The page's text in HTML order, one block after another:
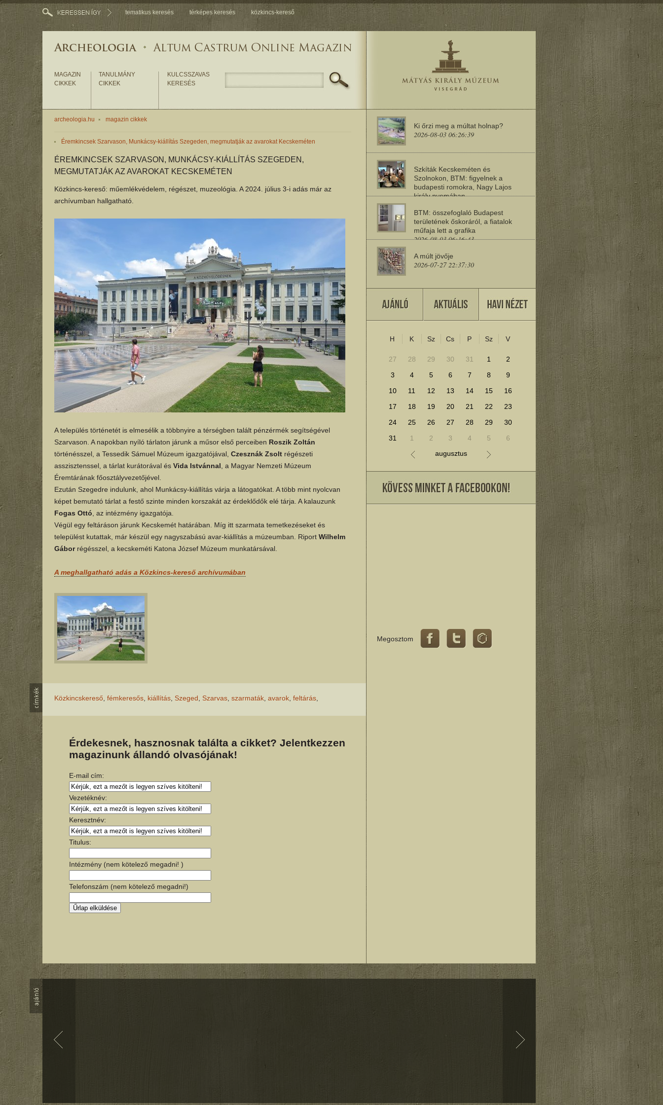
tematikus keresés térképes keresés közkincs-kereső
MAGAZIN
CIKKEK
TANULMÁNY
CIKKEK
KULCSSZAVAS
KERESÉS
archeologia.hu magazin cikkek
Éremkincsek Szarvason, Munkácsy-kiállítás Szegeden, megmutatják az avarokat Kecskeméten
ÉREMKINCSEK SZARVASON, MUNKÁCSY-KIÁLLÍTÁS SZEGEDEN,
MEGMUTATJÁK AZ AVAROKAT KECSKEMÉTEN
Közkincs-kereső: műemlékvédelem, régészet, muzeológia. A 2024. július 3-i adás már az
archívumban hallgatható.
A település történetét is elmesélik a többnyire a térségben talált pénzérmék segítségével
Szarvason. A napokban nyíló tárlaton járunk a műsor első perceiben Roszik Zoltán
történésszel, a Tessedik Sámuel Múzeum igazgatójával, Czesznák Zsoltrégészeti
asszisztenssel, a tárlat kurátorával és Vida Istvánnal , a Magyar Nemzeti Múzeum
Éremtárának főosztályvezetőjével.
Ezután Szegedre indulunk, ahol Munkácsy-kiállítás várja a látogatókat. A több mint nyolcvan
képet bemutató tárlat a festő szinte minden korszakát az érdeklődők elé tárja. A kalauzunk
Fogas Ottó , az intézmény igazgatója.
Végül egy feltáráson járunk Kecskemét határában. Míg itt szarmata temetkezéseket és
települést kutattak, már készül egy nagyszabású avar-kiállítás a múzeumban. Riport Wilhelm
Gáborrégésszel, a kecskeméti Katona József Múzeum munkatársával.
A meghallgatható adás a Közkincs-kereső archívumában
Közkincskereső, fémkeresős, kiállítás, Szeged Szarvas, szarmaták, avarok, feltárás,
Érdekesnek, hasznosnak találta a cikket? Jelentkezzen
magazinunk állandó olvasójának!
E-mail cím:
Vezetéknév:
Keresztnév:
Titulus:
Intézmény (nem kötelező megadni! )
Telefonszám (nem kötelező megadni!)
Ki őrzi meg a múltat holnap?
2026-08-03 06:26:39
Szkíták Kecskeméten és
Szolnokon, BTM: figyelnek a
budapesti romokra, Nagy Lajos
király nyomában
BTM: összefoglaló Budapest
területének őskoráról, a fiatalok
műfaja lett a grafika
2026-08-03 06:16:43
A múlt jövője
2026-07-27 22:37:30
Miért szeresd a műemlékeket?
2026-07-25 11:30:41
További cikkek megjelenítéséhez kattints ide!
H K Sz Cs P Sz V
27 28 29 30 31 1
2
3
4 5 6 7 8
9
10
11 12 13 14 15
16
17
18 19 20 21 22
23
24
25 26 27 28 29
30
31
1 2 3 4 5
6
augusztus
Megosztom